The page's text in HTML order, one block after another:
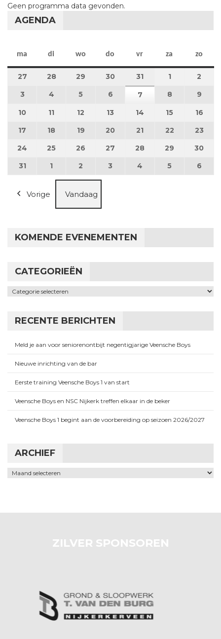
Geen programma data gevonden.
AGENDA
ma maandag
di dinsdag
wo woensdag
do donderdag
vr vrijdag
za zaterdag
zo
27 27 juli 2026
28 28 juli 2026
29 29 juli 2026
30 30 juli 2026
31 31 juli 2026
11 augustus
2
3 3 augustus 2026
4 4 augustus 2026
5 5 augustus 2026
6 6 augustus 2026
7 7 augustus 2026
8 8 augustus
9
10 10 augustus 2026
11 11 augustus 2026
12 12 augustus 2026
13 13 augustus 2026
14 14 augustus 2026
15 15 16
17 17 augustus 2026
18 18 augustus 2026
19 19 augustus 2026
20 20 augustus 2026
21 21 augustus 2026
22 22 23
24 24 augustus 2026
25 25 augustus 2026
26 26 augustus 2026
27 27 augustus 2026
28 28 augustus 2026
29 29 30
3131 augustus 2026
1 1 september 2026
2 2 september 2026
3 3 september 2026
4 4 september 2026
5 5 6
Vorige Vandaag
KOMENDE EVENEMENTEN
CATEGORIEËN
Categorieën
RECENTE BERICHTEN
Meld je aan voor seniorenontbijt negentigjarige Veensche Boys
Nieuwe inrichting van de bar
Eerste training Veensche Boys 1 van start
Veensche Boys en NSC Nijkerk treffen elkaar in de beker
Veensche Boys 1 begint aan de voorbereiding op seizoen 2026/2027
ARCHIEF
Archief
ZILVER SPONSOREN